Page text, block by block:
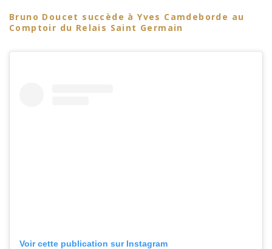
Bruno Doucet succède à Yves Camdeborde au
Comptoir du Relais Saint Germain
Voir cette publication sur Instagram